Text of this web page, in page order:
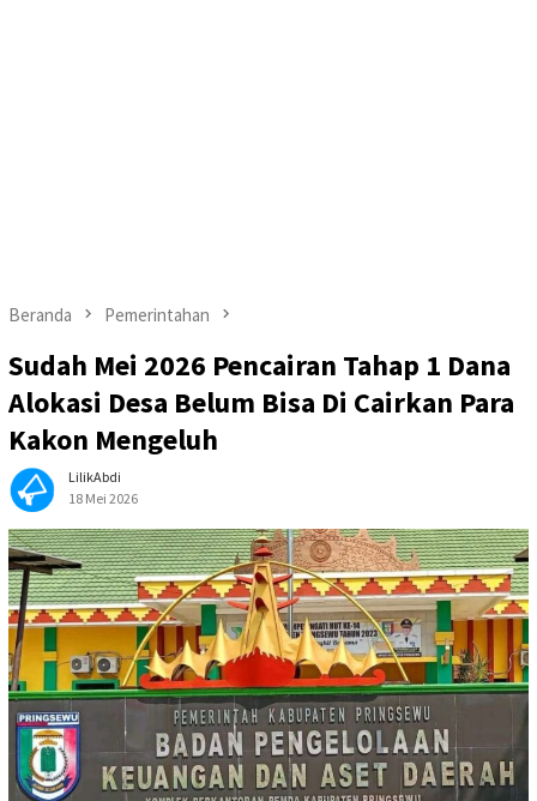
Beranda Pemerintahan
Sudah Mei 2026 Pencairan Tahap 1 Dana
Alokasi Desa Belum Bisa Di Cairkan Para
Kakon Mengeluh
LilikAbdi
18 Mei 2026